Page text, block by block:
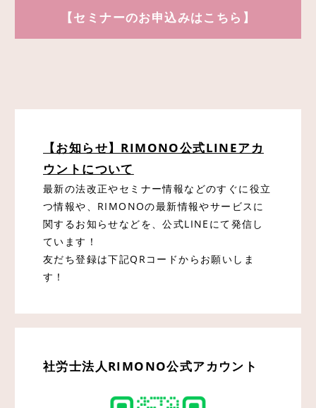
【セミナーのお申込みはこちら】
【お知らせ】RIMONO公式LINEアカ
ウントについて
最新の法改正やセミナー情報などのすぐに役立
つ情報や、RIMONOの最新情報やサービスに
関するお知らせなどを、公式LINEにて発信し
ています！
友だち登録は下記QRコードからお願いしま
す！
社労士法人RIMONO公式アカウント